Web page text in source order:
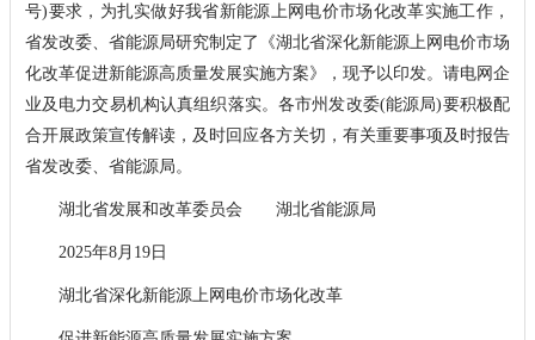
号)要求，为扎实做好我省新能源上网电价市场化改革实施工作，
省发改委、省能源局研究制定了《湖北省深化新能源上网电价市场
化改革促进新能源高质量发展实施方案》，现予以印发。请电网企
业及电力交易机构认真组织落实。各市州发改委(能源局)要积极配
合开展政策宣传解读，及时回应各方关切，有关重要事项及时报告
省发改委、省能源局。
湖北省发展和改革委员会 湖北省能源局
2025年8月19日
湖北省深化新能源上网电价市场化改革